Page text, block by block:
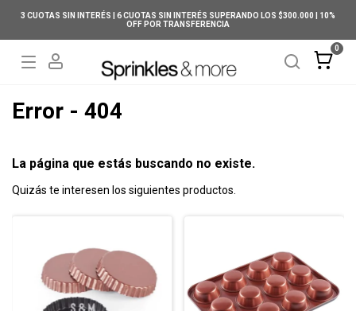
3 CUOTAS SIN INTERÉS | 6 CUOTAS SIN INTERÉS SUPERANDO LOS $300.000 | 10%
OFF POR TRANSFERENCIA
0
Error - 404
La página que estás buscando no existe.
Quizás te interesen los siguientes productos.